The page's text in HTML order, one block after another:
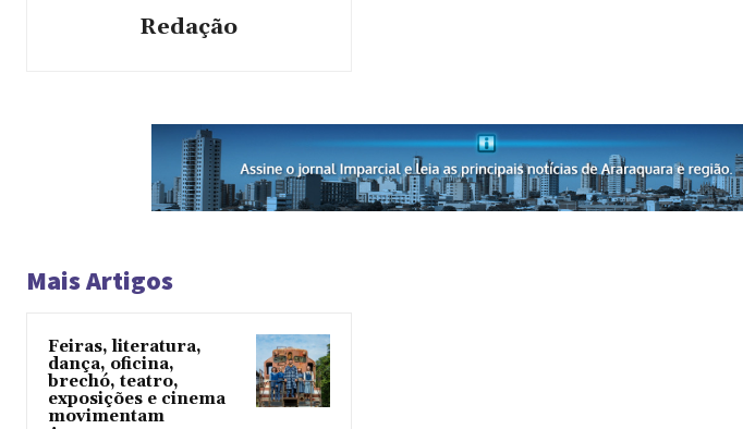
Redação
Mais Artigos
Feiras, literatura,
dança, oficina,
brechó, teatro,
exposições e cinema
movimentam